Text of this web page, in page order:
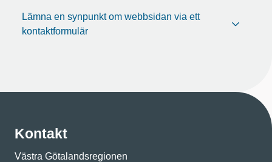
Lämna en synpunkt om webbsidan via ett
kontaktformulär
Kontakt
Västra Götalandsregionen